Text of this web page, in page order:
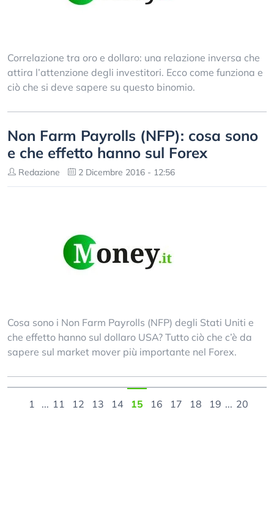
Correlazione tra oro e dollaro: una relazione inversa che
attira l’attenzione degli investitori. Ecco come funziona e
ciò che si deve sapere su questo binomio.
Non Farm Payrolls (NFP): cosa sono
e che effetto hanno sul Forex
Redazione 2 Dicembre 2016 - 12:56
Cosa sono i Non Farm Payrolls (NFP) degli Stati Uniti e
che effetto hanno sul dollaro USA? Tutto ciò che c’è da
sapere sul market mover più importante nel Forex.
1 ... 11 12 13 14 15 16 17 18 19 ... 20